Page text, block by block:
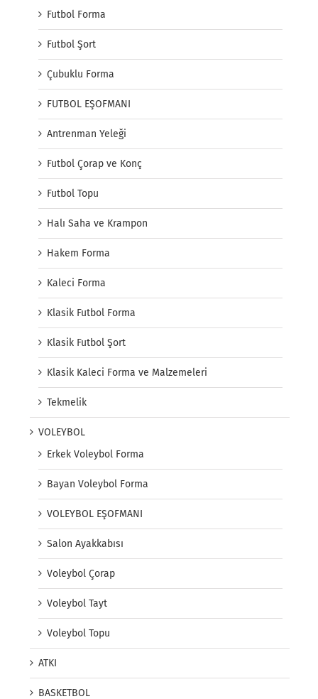
Futbol Forma
Futbol Şort
Çubuklu Forma
FUTBOL EŞOFMANI
Antrenman Yeleği
Futbol Çorap ve Konç
Futbol Topu
Halı Saha ve Krampon
Hakem Forma
Kaleci Forma
Klasik Futbol Forma
Klasik Futbol Şort
Klasik Kaleci Forma ve Malzemeleri
Tekmelik
VOLEYBOL
Erkek Voleybol Forma
Bayan Voleybol Forma
VOLEYBOL EŞOFMANI
Salon Ayakkabısı
Voleybol Çorap
Voleybol Tayt
Voleybol Topu
ATKI
BASKETBOL